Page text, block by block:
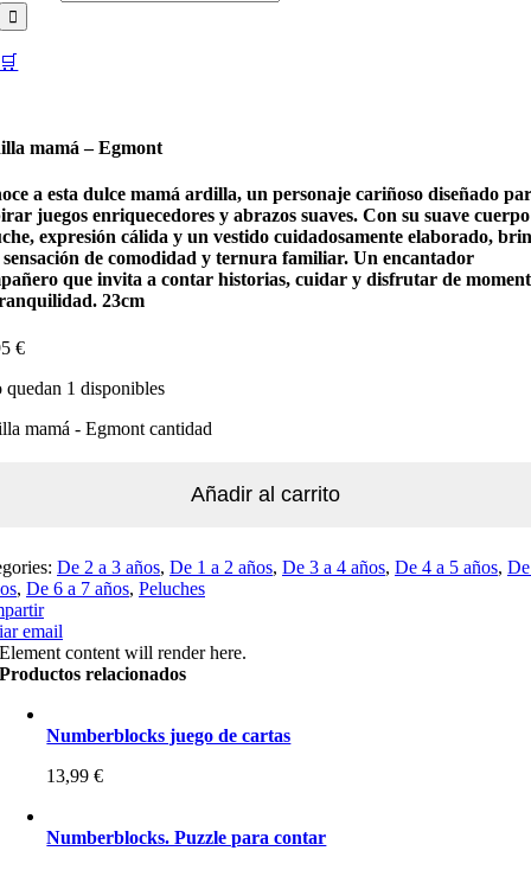
🛒
mamá – Egmont
a esta dulce mamá ardilla, un personaje cariñoso diseñado
juegos enriquecedores y abrazos suaves. Con su suave
expresión cálida y un vestido cuidadosamente elaborado,
de comodidad y ternura familiar. Un encantador
que invita a contar historias, cuidar y disfrutar de
23cm
€
quedan 1 disponibles
mamá - Egmont cantidad
Añadir al carrito
De 2 a 3 años, De 1 a 2 años, De 3 a 4 años, De 4 a 5 años,
, De 6 a 7 años, Peluches
email
Element content will render here.
Productos relacionados
Numberblocks juego de cartas
13,99€
Numberblocks. Puzzle para contar